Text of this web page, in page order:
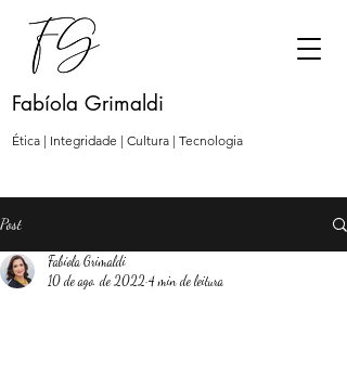
Fabíola Grimaldi
Ética | Integridade | Cultura | Tecnologia
Post
Fabíola Grimaldi
10 de ago. de 2022 4 min de leitura